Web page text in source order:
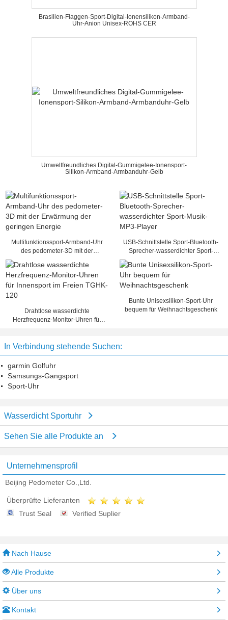
Brasilien-Flaggen-Sport-Digital-Ionensilikon-Armband-
Uhr-Anion Unisex-ROHS CER
Umweltfreundliches Digital-Gummigelee-Ionensport-
Silikon-Armband-Armbanduhr-Gelb
Multifunktionssport-Armband-Uhr
des pedometer-3D mit der
Erwärmung der geringen Energie
USB-Schnittstelle Sport-Bluetooth-
Sprecher-wasserdichter Sport-
Drahtlose wasserdichte
Herzfrequenz-Monitor-Uhren für
Bunte Unisexsilikon-Sport-Uhr
bequem für Weihnachtsgeschenk
In Verbindung stehende Suchen:
garmin Golfuhr
Samsungs-Gangsport
Sport-Uhr
Wasserdicht Sportuhr
Sehen Sie alle Produkte an
Unternehmensprofil
Beijing Pedometer Co.,Ltd.
Überprüfte Lieferanten
Trust Seal
Verified Suplier
Nach Hause
Alle Produkte
Über uns
Kontakt